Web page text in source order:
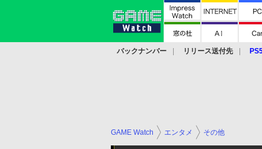
バックナンバー リリース送付先
GAME Watch エンタメ その他